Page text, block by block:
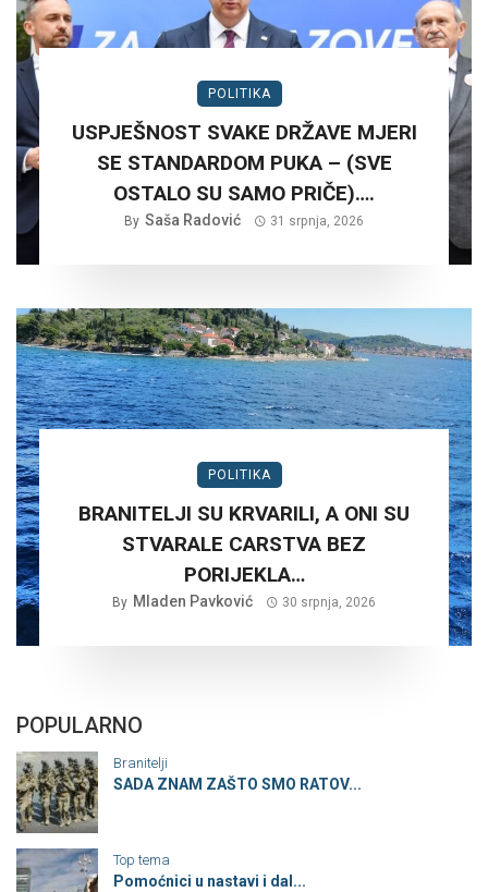
POLITIKA
USPJEŠNOST SVAKE DRŽAVE MJERI
SE STANDARDOM PUKA – (SVE
OSTALO SU SAMO PRIČE)….
By Saša Radović 31 srpnja, 2026
POLITIKA
BRANITELJI SU KRVARILI, A ONI SU
STVARALE CARSTVA BEZ
PORIJEKLA…
By Mladen Pavković 30 srpnja, 2026
POPULARNO
Branitelji
SADA ZNAM ZAŠTO SMO RATOV...
Top tema
Pomoćnici u nastavi i dal...